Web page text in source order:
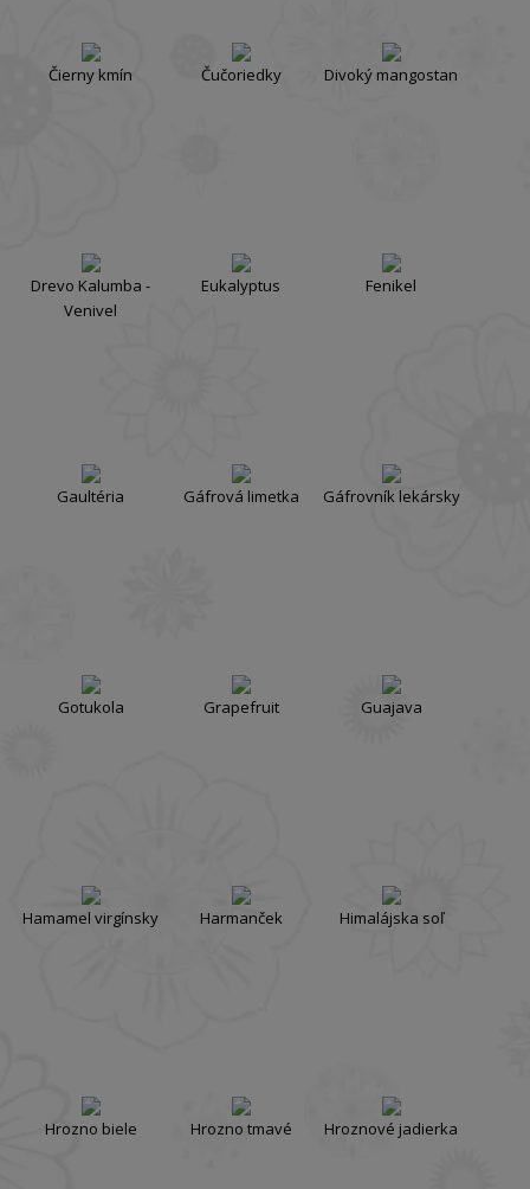
Čierny kmín Čučoriedky Divoký mangostan
Drevo Kalumba -
Venivel
Eukalyptus Fenikel
Gaultéria Gáfrová limetka Gáfrovník lekársky
Gotukola Grapefruit Guajava
Hamamel virgínsky Harmanček Himalájska soľ
Hrozno biele Hrozno tmavé Hroznové jadierka